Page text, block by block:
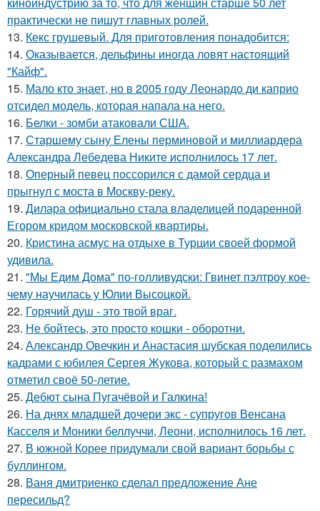
практически не пишут главных ролей.
13. Кекс грушевый. Для приготовления понадобится:
14. Оказывается, дельфины иногда ловят настоящий
"Кайф".
15. Мало кто знает, но в 2005 году Леонардо ди каприо
отсидел модель, которая напала на него.
16. Белки - зомби атаковали США.
17. Старшему сыну Елены перминовой и миллиардера
Александра Лебедева Никите исполнилось 17 лет.
18. Оперный певец поссорился с дамой сердца и
прыгнул с моста в Москву-реку.
19. Дилара официально стала владелицей подаренной
Егором кридом московской квартиры.
20. Кристина асмус на отдыхе в Турции своей формой
удивила.
21. "Мы Едим Дома" по-голливудски: Гвинет пэлтроу кое-
чему научилась у Юлии Высоцкой.
22. Горячий душ - это твой враг.
23. Не бойтесь, это просто кошки - оборотни.
24. Александр Овечкин и Анастасия шубская поделились
кадрами с юбилея Сергея Жукова, который с размахом
отметил своё 50-летие.
25. Дебют сына Пугачёвой и Галкина!
26. На днях младшей дочери экс - супругов Венсана
Касселя и Моники беллуччи, Леони, исполнилось 16 лет.
27. В южной Корее придумали свой вариант борьбы с
буллингом.
28. Ваня дмитриенко сделал предложение Ане
пересильд?